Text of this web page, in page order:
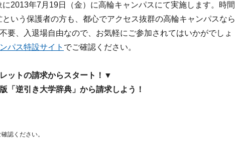
2013年7月19日（金）に高輪キャンパスにて実施します。時間
いう保護者の方も、都心でアクセス抜群の高輪キャンパスなら
要、入退場自由なので、お気軽にご参加されてはいかがでしょ
パス特設サイト でご確認ください。
ットの請求からスタート！▼
「逆引き大学辞典」から請求しよう！
認ください。